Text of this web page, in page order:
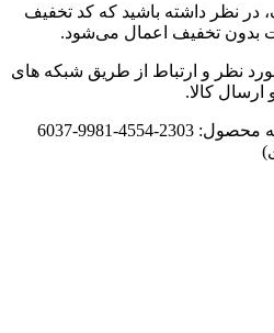
در نظر داشته باشید که کد تخفیف
بدون تخفیف اعمال می‌شود.
نظر و ارتباط از طریق شبکه های
ارسال کالا.
(شماره کارت جهت انتقال وجه محصول: 2303-4554-9981-6037